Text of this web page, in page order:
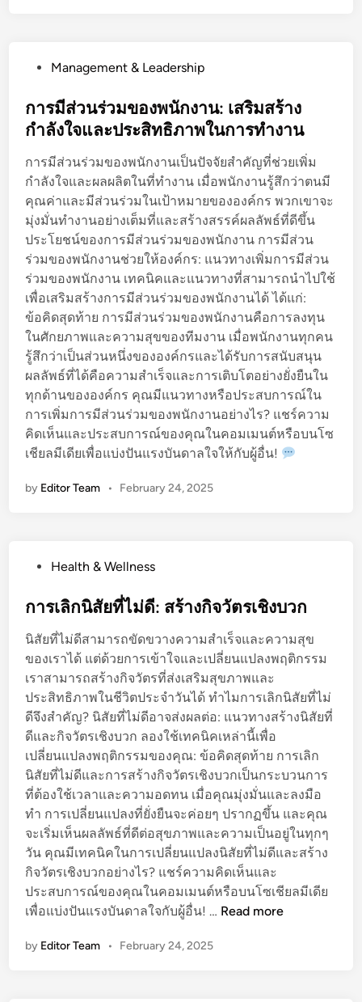
ก
ร
ทำ
า
น
ว
า
คิ
ด
ส
ร้
า
ง
ส
ร
ร
ค์
แ
ล
ะ
ป
ร
ะ
น
ก
า
ร
ทำ
ง
า
น
อ
ย่
า
ง
ไ
ร
s
t
d
i
n
Management & Leadership
การมีส่วนร่วมของพนักงาน: เสริมสร้าง
กำลังใจและประสิทธิภาพในการทำงาน
การมีส่วนร่วมของพนักงานเป็นปัจจัยสำคัญที่ช่วยเพิ่ม
กำลังใจและผลผลิตในที่ทำงาน เมื่อพนักงานรู้สึกว่าตนมี
คุณค่าและมีส่วนร่วมในเป้าหมายขององค์กร พวกเขาจะ
มุ่งมั่นทำงานอย่างเต็มที่และสร้างสรรค์ผลลัพธ์ที่ดีขึ้น
ประโยชน์ของการมีส่วนร่วมของพนักงาน การมีส่วน
ร่วมของพนักงานช่วยให้องค์กร: แนวทางเพิ่มการมีส่วน
ร่วมของพนักงาน เทคนิคและแนวทางที่สามารถนำไปใช้
เพื่อเสริมสร้างการมีส่วนร่วมของพนักงานได้ ได้แก่:
ข้อคิดสุดท้าย การมีส่วนร่วมของพนักงานคือการลงทุน
ในศักยภาพและความสุขของทีมงาน เมื่อพนักงานทุกคน
รู้สึกว่าเป็นส่วนหนึ่งขององค์กรและได้รับการสนับสนุน
ผลลัพธ์ที่ได้คือความสำเร็จและการเติบโตอย่างยั่งยืนใน
ทุกด้านขององค์กร คุณมีแนวทางหรือประสบการณ์ใน
การเพิ่มการมีส่วนร่วมของพนักงานอย่างไร? แชร์ความ
คิดเห็นและประสบการณ์ของคุณในคอมเมนต์หรือบนโซ
เชียลมีเดียเพื่อแบ่งปันแรงบันดาลใจให้กับผู้อื่น!
by Editor Team • February 24, 2025
s
e
d
i
n
Health & Wellness
การเลิกนิสัยที่ไม่ดี: สร้างกิจวัตรเชิงบวก
นิสัยที่ไม่ดีสามารถขัดขวางความสำเร็จและความสุข
ของเราได้ แต่ด้วยการเข้าใจและเปลี่ยนแปลงพฤติกรรม
เราสามารถสร้างกิจวัตรที่ส่งเสริมสุขภาพและ
ประสิทธิภาพในชีวิตประจำวันได้ ทำไมการเลิกนิสัยที่ไม่
ดีจึงสำคัญ? นิสัยที่ไม่ดีอาจส่งผลต่อ: แนวทางสร้างนิสัยที่
ดีและกิจวัตรเชิงบวก ลองใช้เทคนิคเหล่านี้เพื่อ
เปลี่ยนแปลงพฤติกรรมของคุณ: ข้อคิดสุดท้าย การเลิก
นิสัยที่ไม่ดีและการสร้างกิจวัตรเชิงบวกเป็นกระบวนการ
ที่ต้องใช้เวลาและความอดทน เมื่อคุณมุ่งมั่นและลงมือ
ทำ การเปลี่ยนแปลงที่ยั่งยืนจะค่อยๆ ปรากฏขึ้น และคุณ
จะเริ่มเห็นผลลัพธ์ที่ดีต่อสุขภาพและความเป็นอยู่ในทุกๆ
วัน คุณมีเทคนิคในการเปลี่ยนแปลงนิสัยที่ไม่ดีและสร้าง
กิจวัตรเชิงบวกอย่างไร? แชร์ความคิดเห็นและ
ประสบการณ์ของคุณในคอมเมนต์หรือบนโซเชียลมีเดีย
เพื่อแบ่งปันแรงบันดาลใจกับผู้อื่น! … ก
Read more
by Editor Team • February 24, 2025